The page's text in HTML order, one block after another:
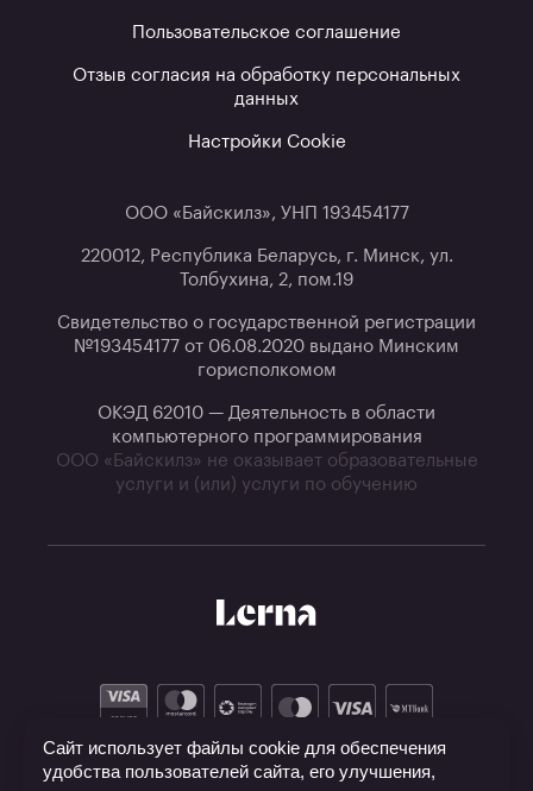
Пользовательское соглашение
Отзыв согласия на обработку персональных
данных
Настройки Cookie
ООО «Байскилз», УНП 193454177
220012, Республика Беларусь, г. Минск, ул.
Толбухина, 2, пом.19
Свидетельство о государственной регистрации
№193454177 от 06.08.2020 выдано Минским
горисполкомом
ОКЭД 62010 — Деятельность в области
компьютерного программирования
ООО «Байскилз» не оказывает образовательные
услуги и (или) услуги по обучению
Сайт использует файлы cookie для обеспечения
удобства пользователей сайта, его улучшения,